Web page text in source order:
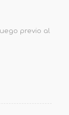
previo al